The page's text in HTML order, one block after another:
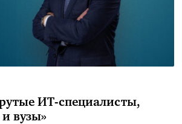
ИТ-специалисты,
вузы»